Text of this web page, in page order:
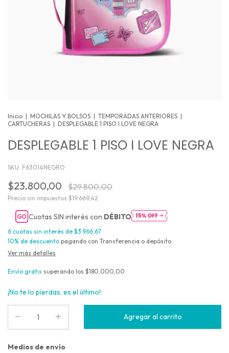
Inicio | MOCHILAS Y BOLSOS | TEMPORADAS ANTERIORES |
CARTUCHERAS | DESPLEGABLE 1 PISO I LOVE NEGRA
DESPLEGABLE 1 PISO I LOVE NEGRA
SKU: F63014NEGRO
$23.800,00 $29.800,00
Precio sin impuestos $19.669,42
Cuotas SIN interés con DÉBITO
6 cuotas sin interés de $3.966,67
10% de descuento pagando con Transferencia o depósito
Ver más detalles
Envío gratis superando los $180.000,00
¡No te lo pierdas, es el último!
Entregas para el CP:
Medios de envío